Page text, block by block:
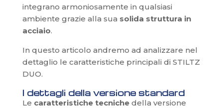
integrano armoniosamente in qualsiasi
ambiente grazie alla sua solida struttura in
acciaio.
In questo articolo andremo ad analizzare nel
dettaglio le caratteristiche principali di STILTZ
DUO.
I dettagli della versione standard
Le caratteristiche tecnichedella versione